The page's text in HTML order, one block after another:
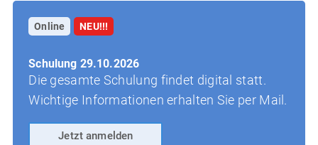
Online NEU!!!
Schulung 29.10.2026
Die gesamte Schulung findet digital statt.
Wichtige Informationen erhalten Sie per Mail.
Jetzt anmelden